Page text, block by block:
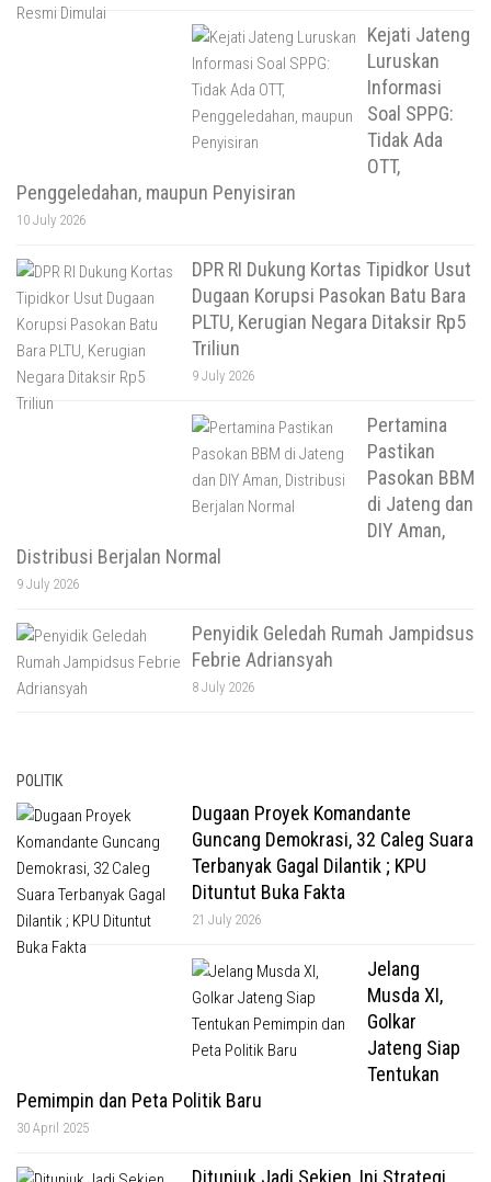
Kejati Jateng
Luruskan
Informasi
Soal SPPG:
Tidak Ada
OTT,
Penggeledahan, maupun Penyisiran
10 July 2026
DPR RI Dukung Kortas Tipidkor Usut
Dugaan Korupsi Pasokan Batu Bara
PLTU, Kerugian Negara Ditaksir Rp5
Triliun
9 July 2026
Pertamina
Pastikan
Pasokan BBM
di Jateng dan
DIY Aman,
Distribusi Berjalan Normal
9 July 2026
Penyidik Geledah Rumah Jampidsus
Febrie Adriansyah
8 July 2026
POLITIK
Dugaan Proyek Komandante
Guncang Demokrasi, 32 Caleg Suara
Terbanyak Gagal Dilantik ; KPU
Dituntut Buka Fakta
21 July 2026
Jelang
Musda XI,
Golkar
Jateng Siap
Tentukan
Pemimpin dan Peta Politik Baru
30 April 2025
Ditunjuk Jadi Sekjen, Ini Strategi